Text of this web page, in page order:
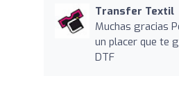
Transfer Textil
Muchas gracias
un placer que te
DTF